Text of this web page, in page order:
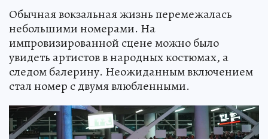
Обычная вокзальная жизнь перемежалась
небольшими номерами. На
импровизированной сцене можно было
увидеть артистов в народных костюмах, а
следом балерину. Неожиданным включением
стал номер с двумя влюбленными.